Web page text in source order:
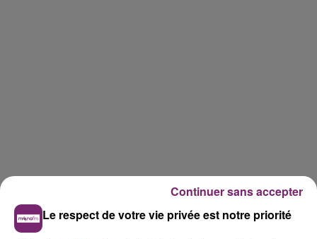
Le respect de votre vie privée est notre priorité
Continuer sans accepter